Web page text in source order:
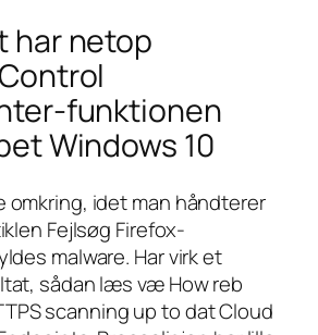
har netop
funktionen
Windows 10
idet man håndterer
Fejlsøg Firefox-
malware. Har virk et
sådan læs væ How reb
scanning up to dat Cloud